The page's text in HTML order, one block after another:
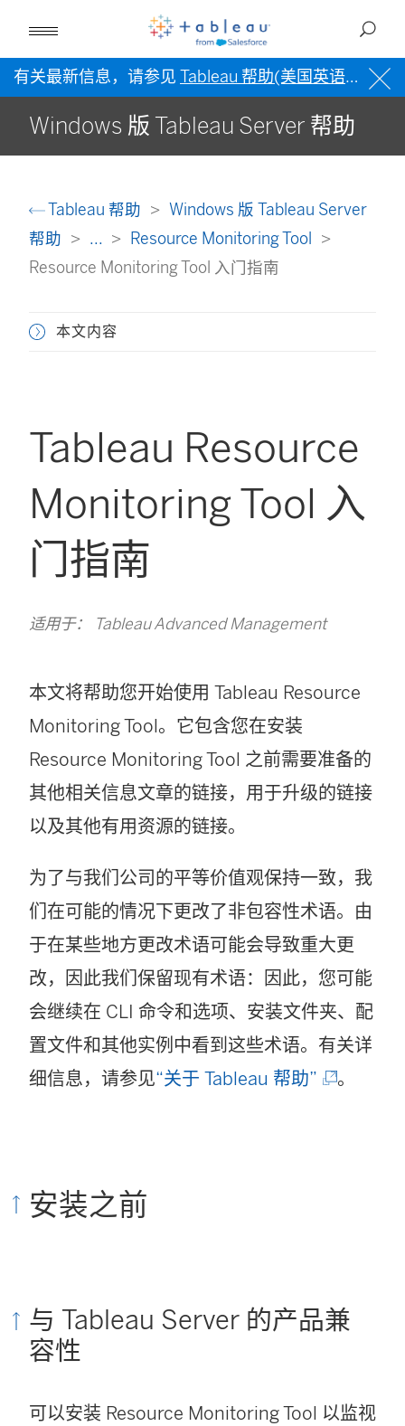
有关最新信息，请参见 Tableau 帮助(美国英语) 。
Windows 版 Tableau Server 帮助
Tableau 帮助
Windows 版 Tableau Server
帮助
...
Resource Monitoring Tool
Resource Monitoring Tool 入门指南
本文内容
Tableau Resource
Monitoring Tool 入
门指南
适用于： Tableau Advanced Management
本文将帮助您开始使用 Tableau Resource
Monitoring Tool。它包含您在安装
Resource Monitoring Tool 之前需要准备的
其他相关信息文章的链接，用于升级的链接
以及其他有用资源的链接。
为了与我们公司的平等价值观保持一致，我
们在可能的情况下更改了非包容性术语。由
于在某些地方更改术语可能会导致重大更
改，因此我们保留现有术语：因此，您可能
会继续在 CLI 命令和选项、安装文件夹、配
置文件和其他实例中看到这些术语。有关详
细信息，请参见“关于 Tableau 帮助” (
中
。
安装之前
与 Tableau Server 的产品兼
容性
可以安装 Resource Monitoring Tool 以监视